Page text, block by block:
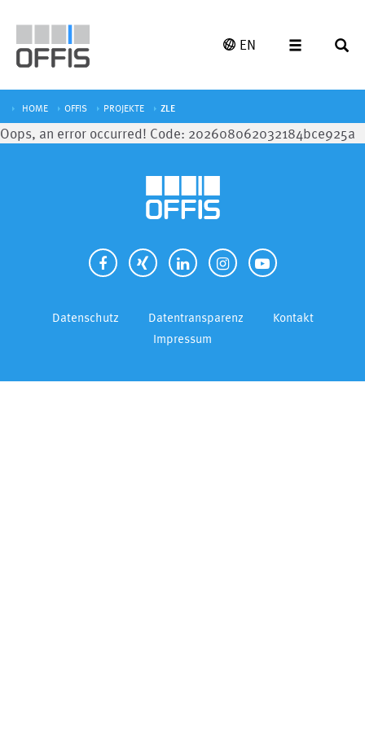
EN
HOME OFFIS PROJEKTE ZLE
Oops, an error occurred! Code: 202608062032184bce925a
Datenschutz Datentransparenz
Kontakt
Impressum